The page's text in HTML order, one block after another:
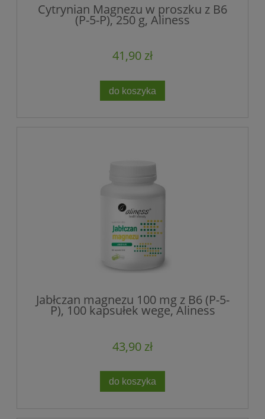
Cytrynian Magnezu w proszku z B6
(P-5-P), 250 g, Aliness
41,90 zł
do koszyka
Jabłczan magnezu 100 mg z B6 (P-5-
P), 100 kapsułek wege, Aliness
43,90 zł
do koszyka